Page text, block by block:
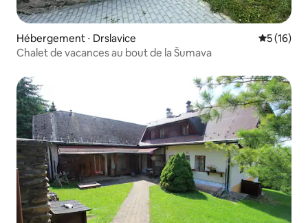
Hébergement ⋅ Drslavice
5 (16)
Chalet de vacances au bout de la Šumava